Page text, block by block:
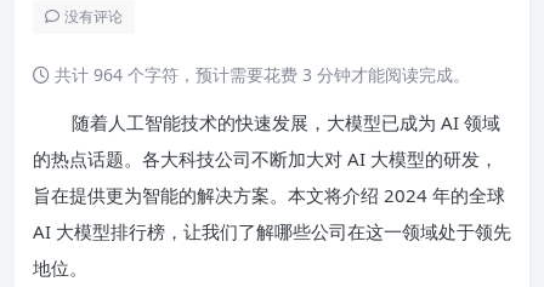
没有评论
共计 964 个字符，预计需要花费 3 分钟才能阅读完成。
随着人工智能技术的快速发展，大模型已成为 AI 领域
的热点话题。各大科技公司不断加大对 AI 大模型的研发，
旨在提供更为智能的解决方案。本文将介绍 2024 年的全球
AI 大模型排行榜，让我们了解哪些公司在这一领域处于领先
地位。